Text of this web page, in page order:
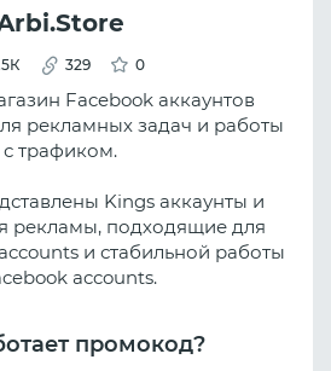
329 0
Facebook аккаунтов
рекламных задач и работы
с трафиком.
Kings аккаунты и
рекламы, подходящие для
и стабильной работы
accounts.
промокод?